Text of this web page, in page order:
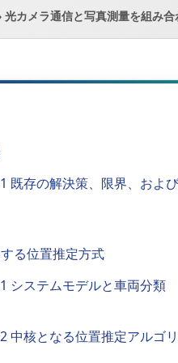
光カメラ通信と写真測量を組み
既存の解決策、限界、およ
る位置推定方式
システムモデルと車両分類
中核となる位置推定アルゴ